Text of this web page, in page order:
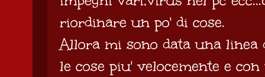
riordinare un po' di cose.
Allora mi sono data una linea
le cose piu' velocemente e